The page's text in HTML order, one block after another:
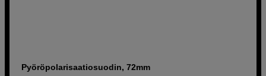
Pyöröpolarisaatiosuodin, 72mm